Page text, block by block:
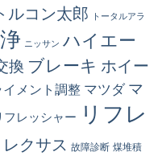
ルコン太郎 トータルアラ
ニッサン ハイエー
換 ブレーキ ホイー
メント調整 マツダ マ
フレッシャー
リフレ
レクサス 故障診断 煤堆積